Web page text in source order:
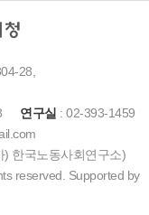
28,
연구실 : 02-393-1459
) 한국노동사회연구소)
reserved. Supported by